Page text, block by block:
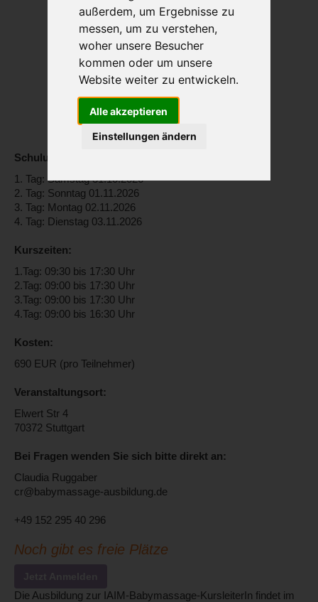
außerdem, um Ergebnisse zu
messen, um zu verstehen,
woher unsere Besucher
kommen oder um unsere
Website weiter zu entwickeln.
Alle akzeptieren
Einstellungen ändern
Schulungstage:
1. Tag: Samstag 31.10.2026
2. Tag: Sonntag 01.11.2026
3. Tag: Montag 02.11.2026
4. Tag: Dienstag 03.11.2026
Kurszeiten:
1.Tag: 09:30 bis 17:30 Uhr
2.Tag: 09:00 bis 17:30 Uhr
3.Tag: 09:00 bis 17:30 Uhr
4.Tag: 09:00 bis 16:30 Uhr
Kosten:
690 EUR (pro Teilnehmer)
Veranstaltungsort:
Elwert Str 4
70372 Stuttgart
Bei Fragen wenden Sie sich bitte direkt an:
Claudia Ruggaber
cr@babymassage-ausbildung.de
+49 152 295 40 296
Noch gibt es freie Plätze
Die Ausbildung zur IAIM-Babymassage-KursleiterIn findet im